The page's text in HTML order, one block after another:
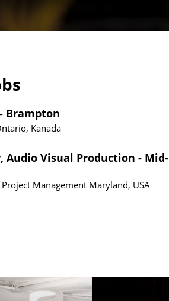
Brampton
Kanada
Audio Visual Production - Mid-
Management Maryland, USA